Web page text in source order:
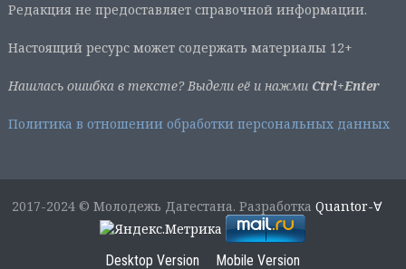
Редакция не предоставляет справочной информации.
Настоящий ресурс может содержать материалы 12+
Нашлась ошибка в тексте? Выдели её и нажми Ctrl+Enter
Политика в отношении обработки персональных данных
2017-2024 © Молодежь Дагестана. РазработкаQuantor-∀
Desktop Version Mobile Version